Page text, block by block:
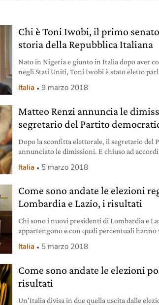
Chi è Toni Iwobi, il primo
storia della Repubblica Italiana
Nato in Nigeria e giunto in Italia dopo aver
negli Stati Uniti, Toni Iwobi è stato eletto
storia repubblicana.
Italia 9 marzo 2018
Matteo Renzi annuncia le
segretario del Partito
Dopo la sconfitta elettorale, il segretario del
annunciato le dimissioni. E chiuso ad
Italia 5 marzo 2018
Come sono andate le elezioni
Lombardia e Lazio, i risultati
Chi sono i nuovi presidenti di Lombardia e
appartengono e con quali percentuali hanno
Italia 5 marzo 2018
Come sono andate le elezioni
risultati
Un’Italia divisa in due quella uscita dalle